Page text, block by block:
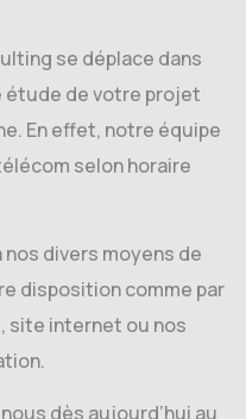
se déplace dans
étude de votre projet
En effet, notre équipe
selon horaire
nos divers moyens de
disposition comme par
site internet ou nos
dès aujourd’hui au